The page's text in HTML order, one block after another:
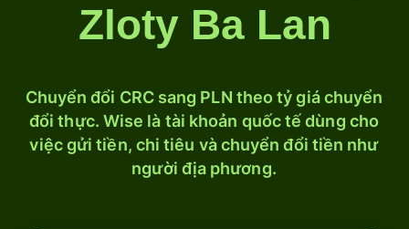
Zloty Ba Lan
Chuyển đổi CRC sang PLN theo tỷ giá chuyển
đổi thực. Wise là tài khoản quốc tế dùng cho
việc gửi tiền, chi tiêu và chuyển đổi tiền như
người địa phương.